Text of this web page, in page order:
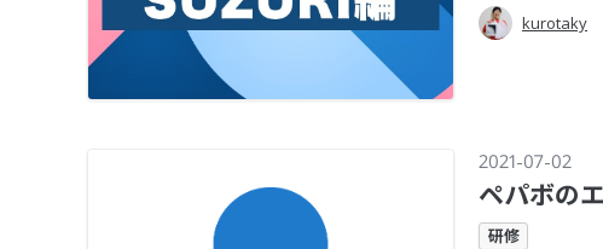
kurotaky
2021-07-02
ペパボの
研修